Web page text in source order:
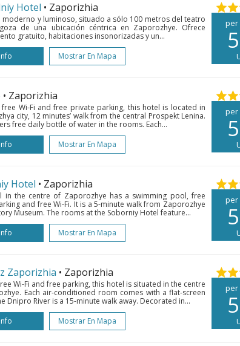
per
Hotel • Zaporizhia
moderno y luminoso, situado a sólo 100 metros del teatro
de una ubicación céntrica en Zaporozhye. Ofrece
gratuito, habitaciones insonorizadas y un...
Info
Mostrar En Mapa
per
• Zaporizhia
free Wi-Fi and free private parking, this hotel is located in
city, 12 minutes’ walk from the central Prospekt Lenina.
free daily bottle of water in the rooms. Each...
Info
Mostrar En Mapa
per
Hotel • Zaporizhia
in the centre of Zaporozhye has a swimming pool, free
and free Wi-Fi. It is a 5-minute walk from Zaporozhye
Museum. The rooms at the Soborniy Hotel feature...
Info
Mostrar En Mapa
per
Zaporizhia • Zaporizhia
Wi-Fi and free parking, this hotel is situated in the centre
Each air-conditioned room comes with a flat-screen
Dnipro River is a 15-minute walk away. Decorated in...
Info
Mostrar En Mapa